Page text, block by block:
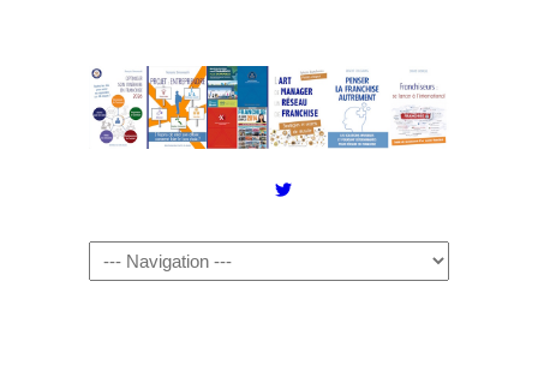
Twitter